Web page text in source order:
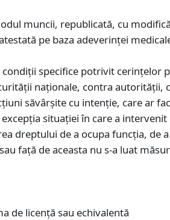
muncii, republicată, cu
pe baza adeverinţei
specifice potrivit cerinţelor
naționale, contra
săvârşite cu intenţie, care ar
situaţiei în care a
dreptului de a ocupa funcția, de
față de aceasta nu s-a luat
de licență sau echivalentă